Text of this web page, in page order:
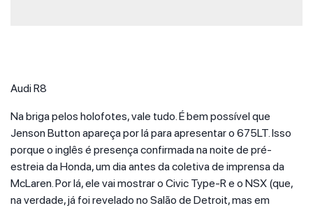
Audi R8
Na briga pelos holofotes, vale tudo. É bem possível que
Jenson Button apareça por lá para apresentar o 675LT. Isso
porque o inglês é presença confirmada na noite de pré-
estreia da Honda, um dia antes da coletiva de imprensa da
McLaren. Por lá, ele vai mostrar o Civic Type-R e o NSX (que,
na verdade, já foi revelado no Salão de Detroit, mas em